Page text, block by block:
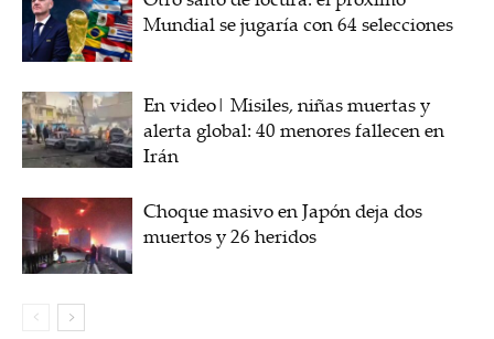
Mundial se jugaría con 64 selecciones
En video| Misiles, niñas muertas y
alerta global: 40 menores fallecen en
Irán
Choque masivo en Japón deja dos
muertos y 26 heridos